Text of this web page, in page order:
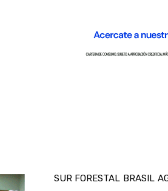
SUR FORESTAL BRASIL